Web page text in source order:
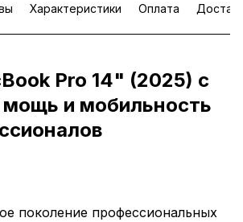
Характеристики Оплата
Pro 14" (2025) с
и мобильность
поколение профессиональных